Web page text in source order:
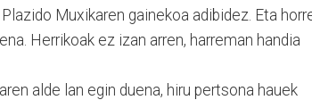
Muxikaren gainekoa adibidez. Eta
Herrikoak ez izan arren, harreman handia
alde lan egin duena, hiru pertsona hauek